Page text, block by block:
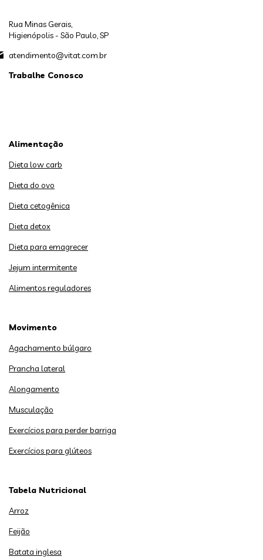
Rua Minas Gerais,
Higienópolis - São Paulo, SP
atendimento@vitat.com.br
Trabalhe Conosco
Alimentação
Dieta low carb
Dieta do ovo
Dieta cetogênica
Dieta detox
Dieta para emagrecer
Jejum intermitente
Alimentos reguladores
Movimento
Agachamento búlgaro
Prancha lateral
Alongamento
Musculação
Exercícios para perder barriga
Exercícios para glúteos
Tabela Nutricional
Arroz
Feijão
Batata inglesa